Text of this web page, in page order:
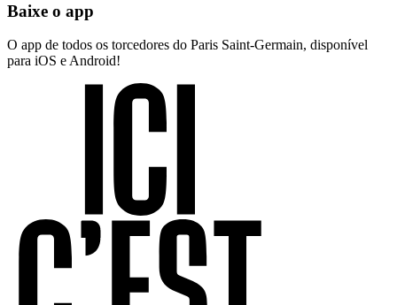
Baixe o app
O app de todos os torcedores do Paris Saint-Germain, disponível
para iOS e Android!